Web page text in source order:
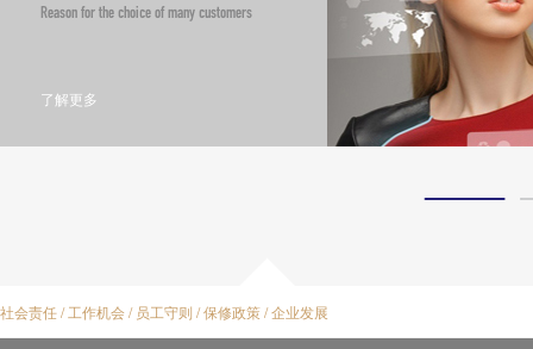
Reason for the choice of many customers
了解更多
新能源汽车，一个新兴的产业，一
社会责任/工作机会/ 员工守则/保修政策/企业发展